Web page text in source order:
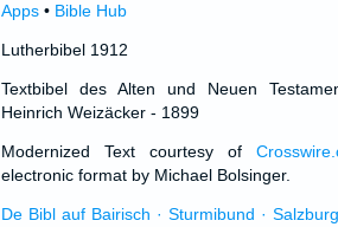
Apps• Bible Hub
Lutherbibel 1912
Textbibel des Alten und Neuen
Heinrich Weizäcker - 1899
Modernized Text courtesy of
electronic format by Michael Bolsinger.
De Bibl auf Bairisch · Sturmibund ·